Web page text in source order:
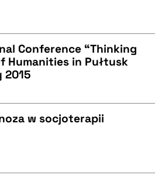
Conference “Thinking
Humanities in Pułtusk
w socjoterapii